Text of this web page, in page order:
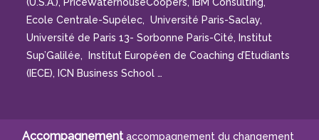
Ecole Centrale-Supélec, Université Paris-Saclay,
Université de Paris 13- Sorbonne Paris-Cité, Institut
Sup’Galilée, Institut Européen de Coaching d’Etudiants
(IECE), ICN Business School …
Accompagnement accompagnement du changement